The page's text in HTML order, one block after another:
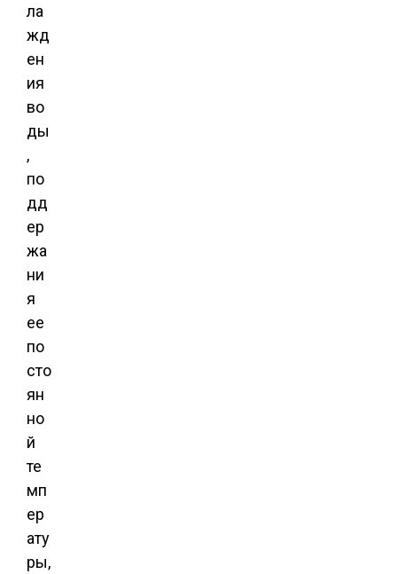
ла
жд
ен
ия
во
ды
,
по
дд
ер
жа
ни
я
ее
по
сто
ян
но
й
те
мп
ер
ату
ры,